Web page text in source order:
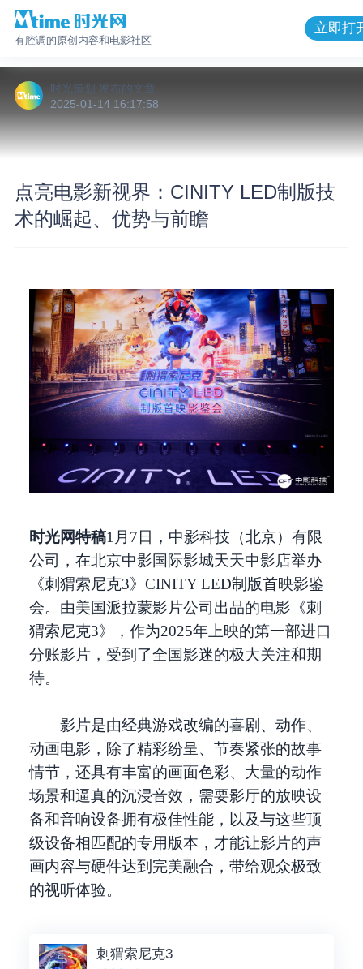
有腔调的原创内容和电影社区
立即打
时光策划 发布的 文章
2025-01-14 16:17:58
点亮电影新视界：CINITY LED制版技
术的崛起、优势与前瞻
时光网特稿1月7日，中影科技（北京）有限
公司，在北京中影国际影城天天中影店举办
《刺猬索尼克3》CINITY LED制版首映影鉴
会。由美国派拉蒙影片公司出品的电影《刺
猬索尼克3》，作为2025年上映的第一部进口
分账影片，受到了全国影迷的极大关注和期
待。
影片是由经典游戏改编的喜剧、动作、
动画电影，除了精彩纷呈、节奏紧张的故事
情节，还具有丰富的画面色彩、大量的动作
场景和逼真的沉浸音效，需要影厅的放映设
备和音响设备拥有极佳性能，以及与这些顶
级设备相匹配的专用版本，才能让影片的声
画内容与硬件达到完美融合，带给观众极致
的视听体验。
刺猬索尼克3